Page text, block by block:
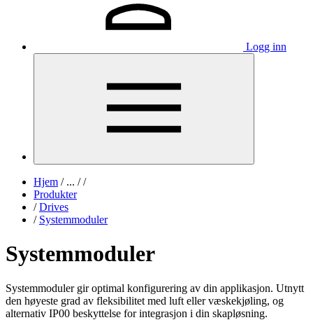
Logg inn
Hjem /... / /
Produkter
/ Drives
/ Systemmoduler
Systemmoduler
Systemmoduler gir optimal konfigurering av din applikasjon. Utnytt
den høyeste grad av fleksibilitet med luft eller væskekjøling, og
alternativ IP00 beskyttelse for integrasjon i din skapløsning.